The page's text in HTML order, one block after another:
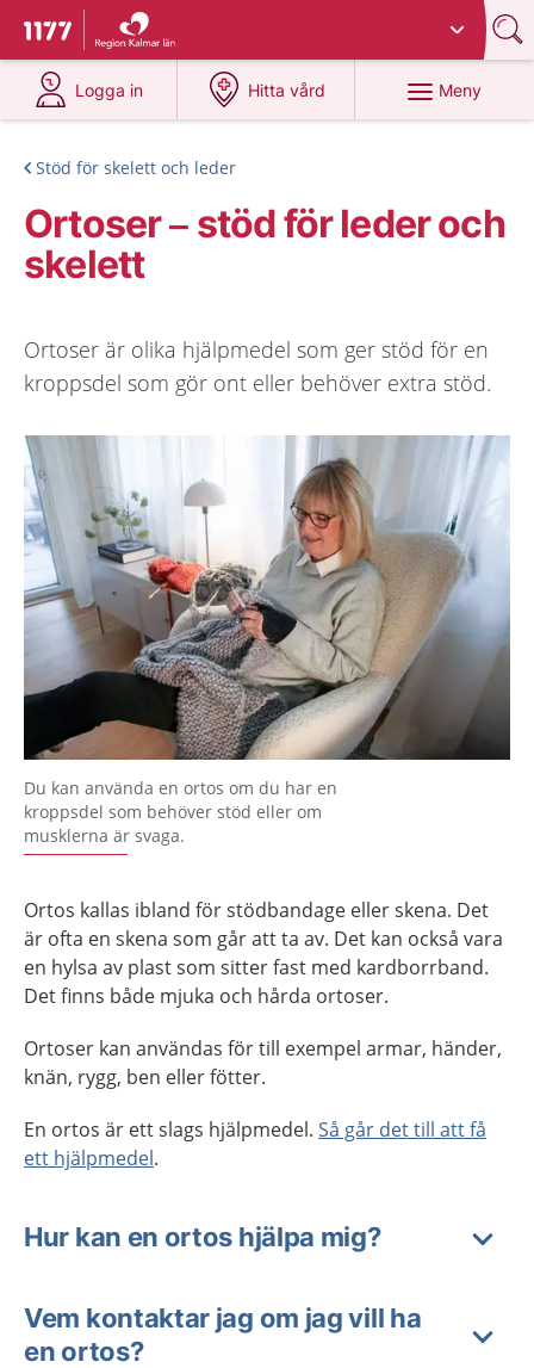
Till startsidan för 1177
Du har valt region
Logga in
på 1177.se
Hitta vård
på 1177.se
Meny
Stöd för skelett och leder
Ortoser – stöd för leder och
skelett
Ortoser är olika hjälpmedel som ger stöd för en
kroppsdel som gör ont eller behöver extra stöd.
Du kan använda en ortos om du har en
kroppsdel som behöver stöd eller om
musklerna är svaga.
Ortos kallas ibland för stödbandage eller skena. Det
är ofta en skena som går att ta av. Det kan också vara
en hylsa av plast som sitter fast med kardborrband.
Det finns både mjuka och hårda ortoser.
Ortoser kan användas för till exempel armar, händer,
knän, rygg, ben eller fötter.
En ortos är ett slags hjälpmedel. Så går det till att få
ett hjälpmedel.
Hur kan en ortos hjälpa mig?
Vem kontaktar jag om jag vill ha
en ortos?